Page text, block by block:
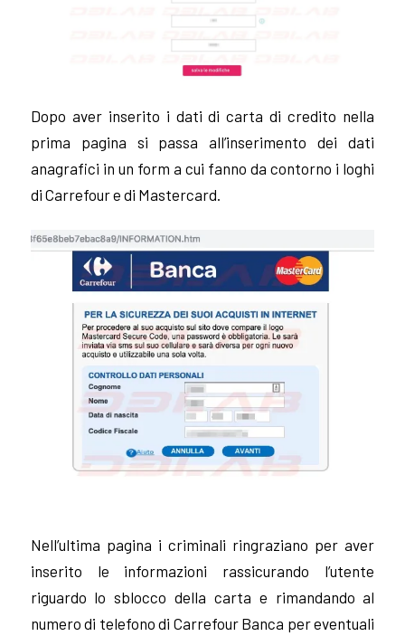
Dopo aver inserito i dati di carta di credito nella
prima pagina si passa all’inserimento dei dati
anagrafici in un form a cui fanno da contorno i loghi
di Carrefour e di Mastercard.
Nell’ultima pagina i criminali ringraziano per aver
inserito le informazioni rassicurando l’utente
riguardo lo sblocco della carta e rimandando al
numero di telefono di Carrefour Banca per eventuali